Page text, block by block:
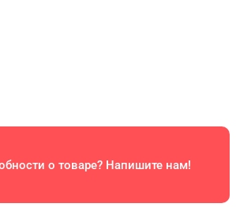
о товаре? Напишите нам!